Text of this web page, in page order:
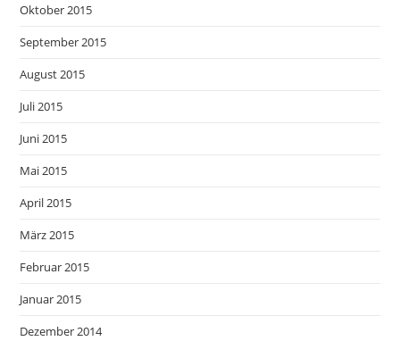
Oktober 2015
September 2015
August 2015
Juli 2015
Juni 2015
Mai 2015
April 2015
März 2015
Februar 2015
Januar 2015
Dezember 2014